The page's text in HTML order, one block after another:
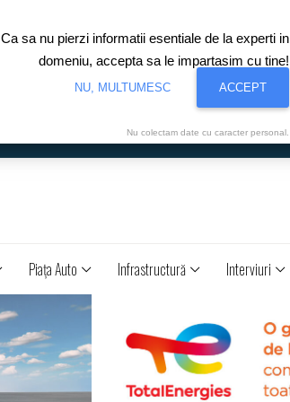
Piaţa Auto Infrastructură Interviuri
Ca sa nu pierzi informatii esentiale de la experti in
domeniu, accepta sa le impartasim cu tine!
NU, MULTUMESC ACCEPT
Nu colectam date cu caracter personal.